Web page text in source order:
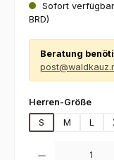
Sofort
BRD)
Beratung
Herren-Größe
S
M L